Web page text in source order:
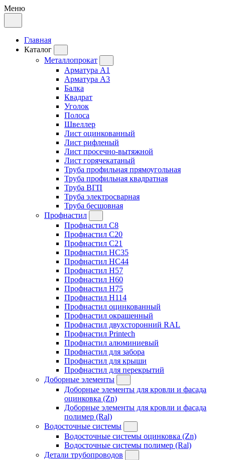
Меню
Главная
Каталог
Металлопрокат
Арматура А1
Арматура А3
Балка
Квадрат
Уголок
Полоса
Швеллер
Лист оцинкованный
Лист рифленый
Лист просечно-вытяжной
Лист горячекатаный
Труба профильная прямоугольная
Труба профильная квадратная
Труба ВГП
Труба электросварная
Труба бесшовная
Профнастил
Профнастил C8
Профнастил C20
Профнастил C21
Профнастил HC35
Профнастил HC44
Профнастил H57
Профнастил H60
Профнастил H75
Профнастил H114
Профнастил оцинкованный
Профнастил окрашенный
Профнастил двухсторонний RAL
Профнастил Printech
Профнастил алюминиевый
Профнастил для забора
Профнастил для крыши
Профнастил для перекрытий
Доборные элементы
Доборные элементы для кровли и фасада
оцинковка (Zn)
Доборные элементы для кровли и фасада
полимер (Ral)
Водосточные системы
Водосточные системы оцинковка (Zn)
Водосточные системы полимер (Ral)
Детали трубопроводов